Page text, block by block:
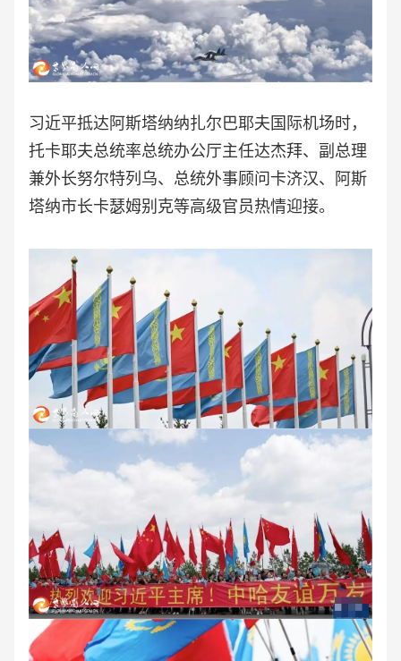
习近平抵达阿斯塔纳纳扎尔巴耶夫国际机场时，
托卡耶夫总统率总统办公厅主任达杰拜、副总理
兼外长努尔特列乌、总统外事顾问卡济汉、阿斯
塔纳市长卡瑟姆别克等高级官员热情迎接。